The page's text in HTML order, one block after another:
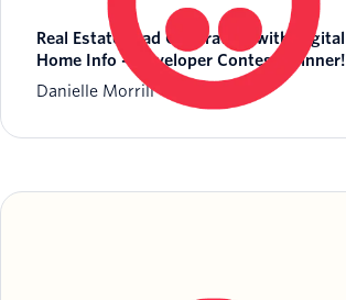
Real Estate Lead Generation with Digital
Home Info – Developer Contest Winner!
Danielle Morrill